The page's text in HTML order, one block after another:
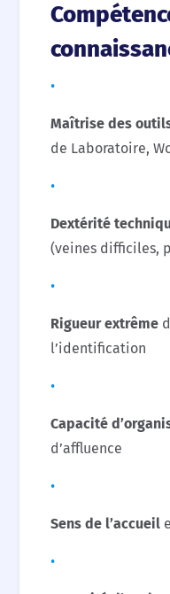
Maîtrise des
de Laboratoire,
Dextérité
(veines difficiles,
Rigueur extrême
l’identification
Capacité
d’affluence
Sens de l’accueil